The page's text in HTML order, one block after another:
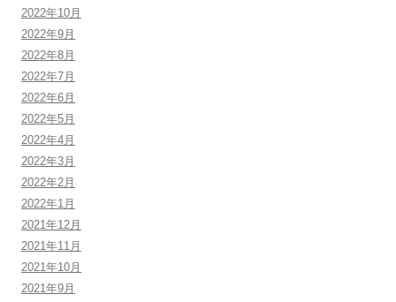
2022年10月
2022年9月
2022年8月
2022年7月
2022年6月
2022年5月
2022年4月
2022年3月
2022年2月
2022年1月
2021年12月
2021年11月
2021年10月
2021年9月